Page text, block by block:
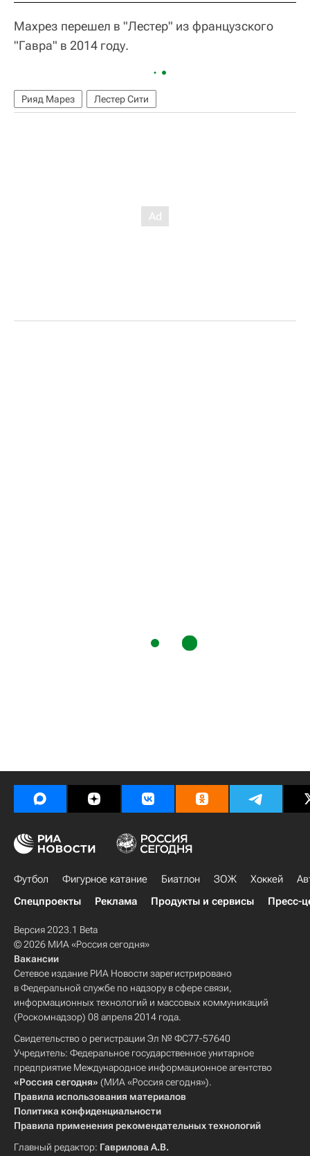
Махрез перешел в "Лестер" из французского
"Гавра" в 2014 году.
Рияд Марез Лестер Сити
Футбол Фигурное катание Биатлон ЗОЖ Хоккей
Спецпроекты
Реклама Продукты и сервисы Пресс-
Версия 2023.1 Beta
© 2026 МИА «Россия сегодня»
Вакансии
Сетевое издание РИА Новости зарегистрировано
в Федеральной службе по надзору в сфере связи,
информационных технологий и массовых коммуникаций
(Роскомнадзор) 08 апреля 2014 года.
Свидетельство о регистрации Эл № ФС77-57640
Учредитель: Федеральное государственное унитарное
предприятие Международное информационное агентство
«Россия сегодня» (МИА «Россия сегодня»).
Правила использования материалов
Политика конфиденциальности
Правила применения рекомендательных технологий
Главный редактор: Гаврилова А.В.